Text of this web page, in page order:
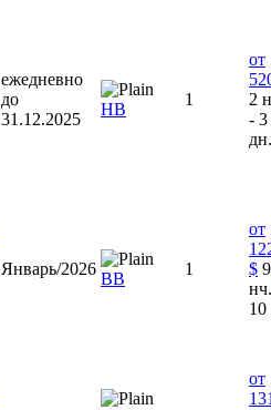
ежедневно
до
31.12.2025
НВ
1
от
2
- 3
дн.
Январь/2026
BB
1
от
$ 9
10
от